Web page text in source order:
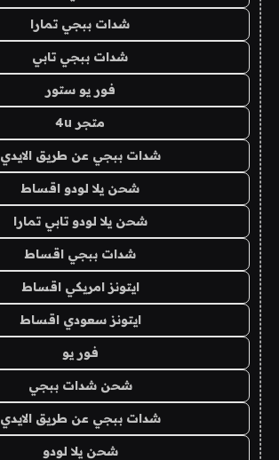
شدات ببجي تمارا
شدات ببجي تابي
فور يو ستور
متجر 4u
شدات ببجي عن طريق الايدي
شحن يلا لودو اقساط
شحن يلا لودو تابي تمارا
شدات ببجي اقساط
ايتونز امريكي اقساط
ايتونز سعودي اقساط
فور يو
شحن شدات ببجي
شدات ببجي عن طريق الايدي
شحن يلا لودو